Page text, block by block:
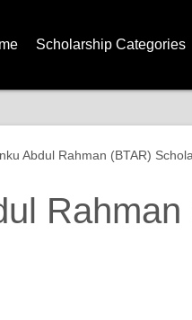
Scholarship Categories
Abdul Rahman (BTAR)
Rahman